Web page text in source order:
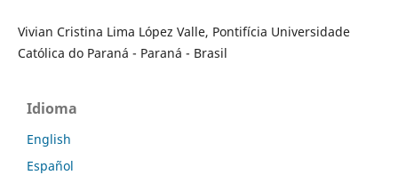
Vivian Cristina Lima López Valle, Pontifícia Universidade
Católica do Paraná - Paraná - Brasil
Idioma
English
Español